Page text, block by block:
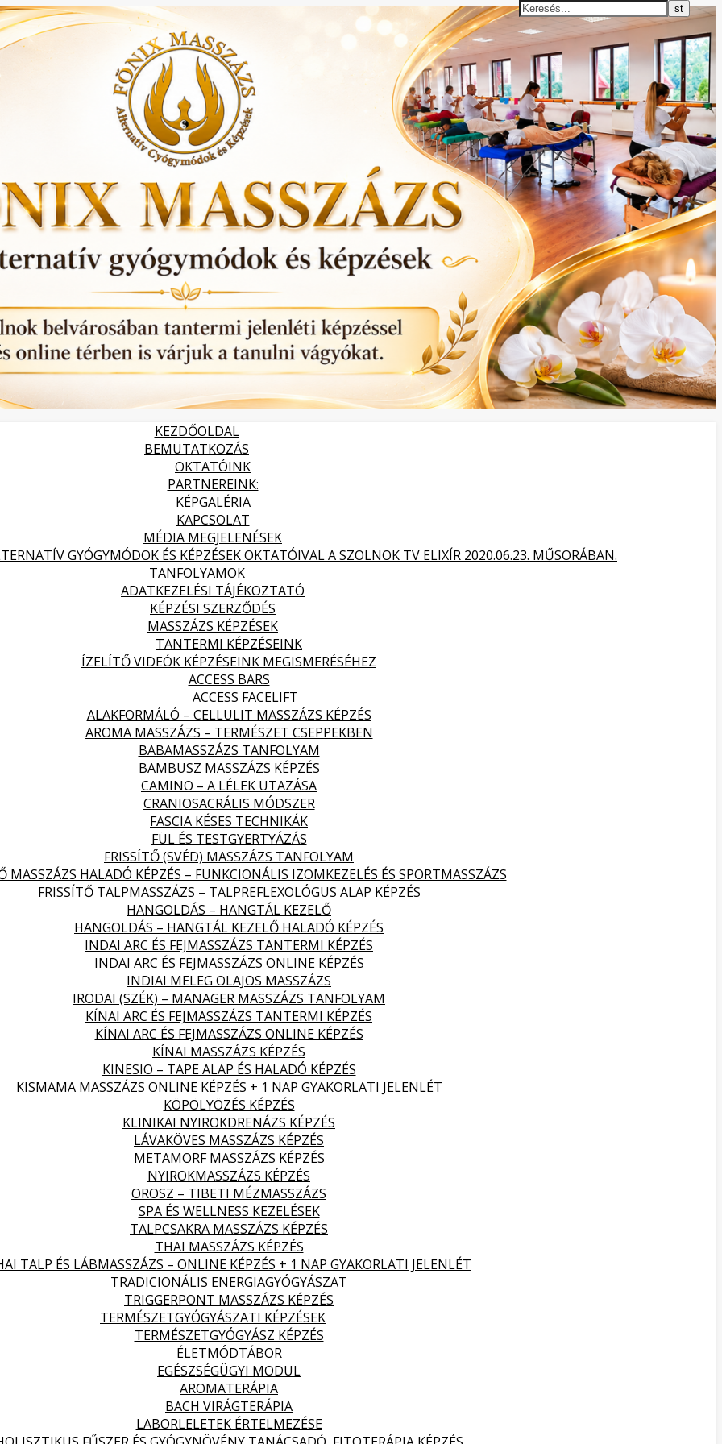
KEZDŐOLDAL
BEMUTATKOZÁS
OKTATÓINK
PARTNEREINK:
KÉPGALÉRIA
KAPCSOLAT
MÉDIA MEGJELENÉSEK
GYÓGYMÓDOK ÉS KÉPZÉSEK OKTATÓIVAL A SZOLNOK TV ELIXÍR 2020.06.23. MŰSORÁBAN.
TANFOLYAMOK
ADATKEZELÉSI TÁJÉKOZTATÓ
KÉPZÉSI SZERZŐDÉS
MASSZÁZS KÉPZÉSEK
TANTERMI KÉPZÉSEINK
ÍZELÍTŐ VIDEÓK KÉPZÉSEINK MEGISMERÉSÉHEZ
ACCESS BARS
ACCESS FACELIFT
ALAKFORMÁLÓ – CELLULIT MASSZÁZS KÉPZÉS
AROMA MASSZÁZS – TERMÉSZET CSEPPEKBEN
BABAMASSZÁZS TANFOLYAM
BAMBUSZ MASSZÁZS KÉPZÉS
CAMINO – A LÉLEK UTAZÁSA
CRANIOSACRÁLIS MÓDSZER
FASCIA KÉSES TECHNIKÁK
FÜL ÉS TESTGYERTYÁZÁS
FRISSÍTŐ (SVÉD) MASSZÁZS TANFOLYAM
MASSZÁZS HALADÓ KÉPZÉS – FUNKCIONÁLIS IZOMKEZELÉS ÉS SPORTMASSZÁZS
FRISSÍTŐ TALPMASSZÁZS – TALPREFLEXOLÓGUS ALAP KÉPZÉS
HANGOLDÁS – HANGTÁL KEZELŐ
HANGOLDÁS – HANGTÁL KEZELŐ HALADÓ KÉPZÉS
INDAI ARC ÉS FEJMASSZÁZS TANTERMI KÉPZÉS
INDAI ARC ÉS FEJMASSZÁZS ONLINE KÉPZÉS
INDIAI MELEG OLAJOS MASSZÁZS
IRODAI (SZÉK) – MANAGER MASSZÁZS TANFOLYAM
KÍNAI ARC ÉS FEJMASSZÁZS TANTERMI KÉPZÉS
KÍNAI ARC ÉS FEJMASSZÁZS ONLINE KÉPZÉS
KÍNAI MASSZÁZS KÉPZÉS
KINESIO – TAPE ALAP ÉS HALADÓ KÉPZÉS
KISMAMA MASSZÁZS ONLINE KÉPZÉS + 1 NAP GYAKORLATI JELENLÉT
KÖPÖLYÖZÉS KÉPZÉS
KLINIKAI NYIROKDRENÁZS KÉPZÉS
LÁVAKÖVES MASSZÁZS KÉPZÉS
METAMORF MASSZÁZS KÉPZÉS
NYIROKMASSZÁZS KÉPZÉS
OROSZ – TIBETI MÉZMASSZÁZS
SPA ÉS WELLNESS KEZELÉSEK
TALPCSAKRA MASSZÁZS KÉPZÉS
THAI MASSZÁZS KÉPZÉS
TALP ÉS LÁBMASSZÁZS – ONLINE KÉPZÉS + 1 NAP GYAKORLATI JELENLÉT
TRADICIONÁLIS ENERGIAGYÓGYÁSZAT
TRIGGERPONT MASSZÁZS KÉPZÉS
TERMÉSZETGYÓGYÁSZATI KÉPZÉSEK
TERMÉSZETGYÓGYÁSZ KÉPZÉS
ÉLETMÓDTÁBOR
EGÉSZSÉGÜGYI MODUL
AROMATERÁPIA
BACH VIRÁGTERÁPIA
LABORLELETEK ÉRTELMEZÉSE